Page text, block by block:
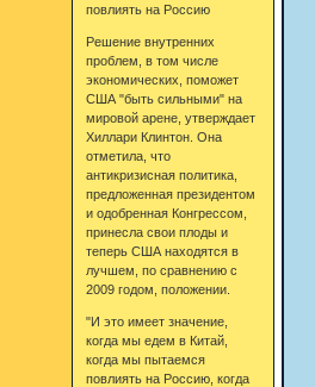
повлиять на Россию
Решение внутренних
проблем, в том числе
экономических, поможет
США "быть сильными" на
мировой арене, утверждает
Хиллари Клинтон. Она
отметила, что
антикризисная политика,
предложенная президентом
и одобренная Конгрессом,
принесла свои плоды и
теперь США находятся в
лучшем, по сравнению с
2009 годом, положении.
"И это имеет значение,
когда мы едем в Китай,
когда мы пытаемся
повлиять на Россию, когда